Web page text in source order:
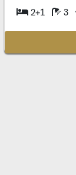
2+1 3